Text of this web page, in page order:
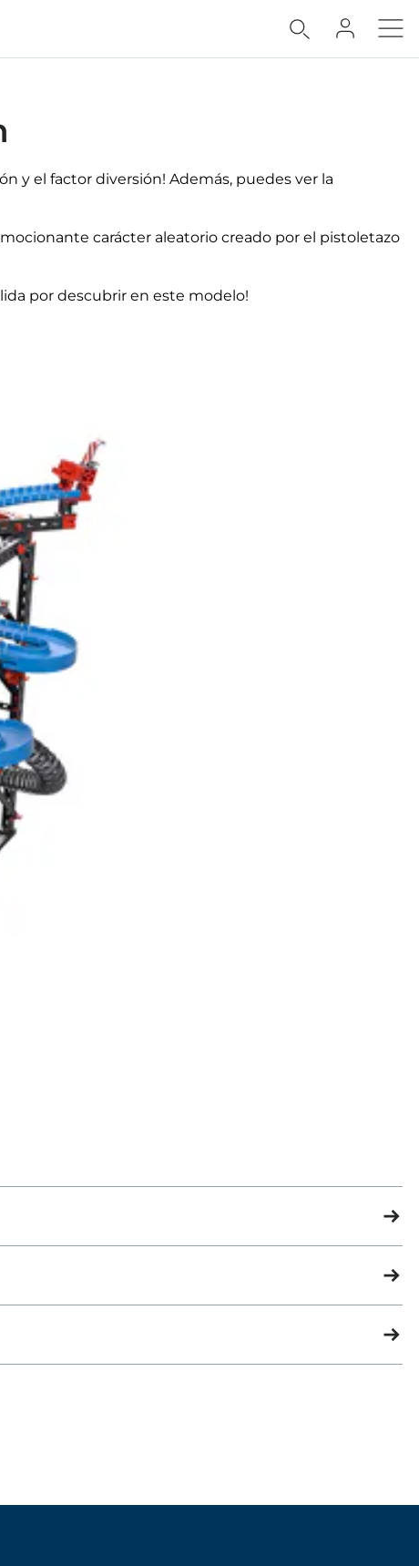
y el factor diversión! Además, puedes ver la
carácter aleatorio creado por el pistoletazo
por descubrir en este modelo!